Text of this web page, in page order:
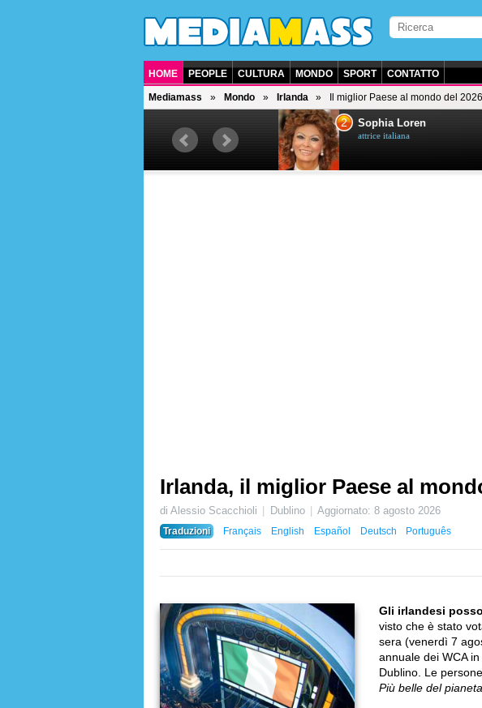
HOME PEOPLE CULTURA MONDO SPORT CONTATTO
Mediamass Mondo Irlanda Il miglior Paese al mondo del 2026
attore americano
2 Sophia Loren
attrice italiana
Irlanda, il miglior Paese al
di Alessio Scacchioli Dublino Aggiornato:8 agosto 2026
Traduzioni
Français English Español Deutsch Português
Gli irlandesi
visto che è stato
sera (venerdì 7
annuale dei WCA
Dublino. Le
Più belle del pianeta